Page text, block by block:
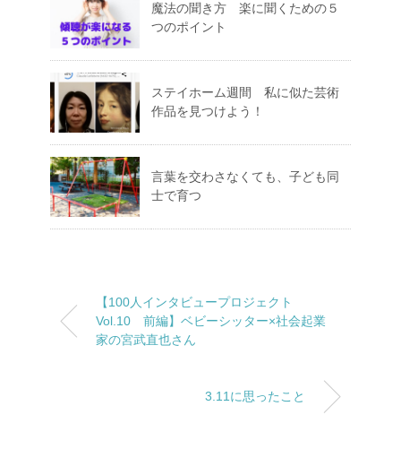
魔法の聞き方 楽に聞くための５
つのポイント
ステイホーム週間 私に似た芸術
作品を見つけよう！
言葉を交わさなくても、子ども同
士で育つ
【100人インタビュープロジェクト
Vol.10 前編】ベビーシッター×社会起業
家の宮武直也さん
3.11に思ったこと